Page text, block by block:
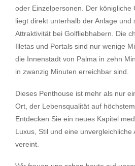
oder Einzelpersonen. Der königliche
liegt direkt unterhalb der Anlage und
Attraktivität bei Golfliebhabern. Die
Illetas und Portals sind nur wenige
die Innenstadt von Palma in zehn
in zwanzig Minuten erreichbar sind.
Dieses Penthouse ist mehr als nur
Ort, der Lebensqualität auf
Entdecken Sie ein neues Kapitel
Luxus, Stil und eine unvergleichliche
vereint.